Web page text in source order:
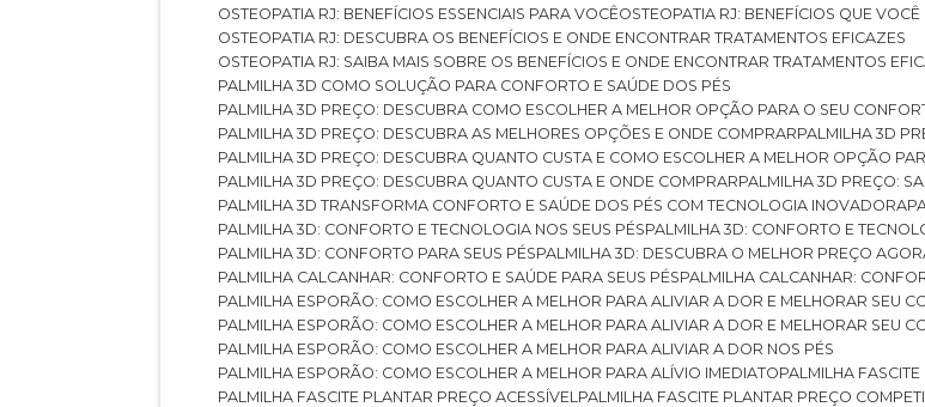
OSTEOPATIA RJ: BENEFÍCIOS ESSENCIAIS PARA VOCÊ
OSTEOPATIA RJ: BENEFÍCIOS QUE
OSTEOPATIA RJ: DESCUBRA OS BENEFÍCIOS E ONDE ENCONTRAR TRATAMENTOS EFICAZES
OSTEOPATIA RJ: SAIBA MAIS SOBRE OS BENEFÍCIOS E ONDE ENCONTRAR TRATAMENTOS
PALMILHA 3D COMO SOLUÇÃO PARA CONFORTO E SAÚDE DOS PÉS
PALMILHA 3D PREÇO: DESCUBRA COMO ESCOLHER A MELHOR OPÇÃO PARA O SEU
PALMILHA 3D PREÇO: DESCUBRA AS MELHORES OPÇÕES E ONDE COMPRAR
PALMILHA 3D
PALMILHA 3D PREÇO: DESCUBRA QUANTO CUSTA E COMO ESCOLHER A MELHOR OPÇÃO
PALMILHA 3D PREÇO: DESCUBRA QUANTO CUSTA E ONDE COMPRAR
PALMILHA 3D PREÇO:
PALMILHA 3D TRANSFORMA CONFORTO E SAÚDE DOS PÉS COM TECNOLOGIA INOVADORA
PALMILHA 3D: CONFORTO E TECNOLOGIA NOS SEUS PÉS
PALMILHA 3D: CONFORTO E
PALMILHA 3D: CONFORTO PARA SEUS PÉS
PALMILHA 3D: DESCUBRA O MELHOR PREÇO
PALMILHA CALCANHAR: CONFORTO E SAÚDE PARA SEUS PÉS
PALMILHA CALCANHAR:
PALMILHA ESPORÃO: COMO ESCOLHER A MELHOR PARA ALIVIAR A DOR E MELHORAR SEU
PALMILHA ESPORÃO: COMO ESCOLHER A MELHOR PARA ALIVIAR A DOR E MELHORAR SEU
PALMILHA ESPORÃO: COMO ESCOLHER A MELHOR PARA ALIVIAR A DOR NOS PÉS
PALMILHA ESPORÃO: COMO ESCOLHER A MELHOR PARA ALÍVIO IMEDIATO
PALMILHA
PALMILHA FASCITE PLANTAR PREÇO ACESSÍVEL PALMILHA FASCITE PLANTAR PREÇO